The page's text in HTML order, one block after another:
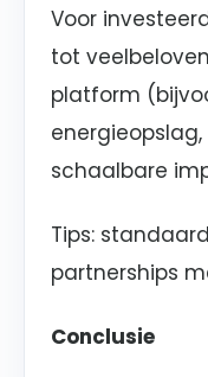
Voor
tot
platform
schaalbare
Tips:
partnerships
Conclusie